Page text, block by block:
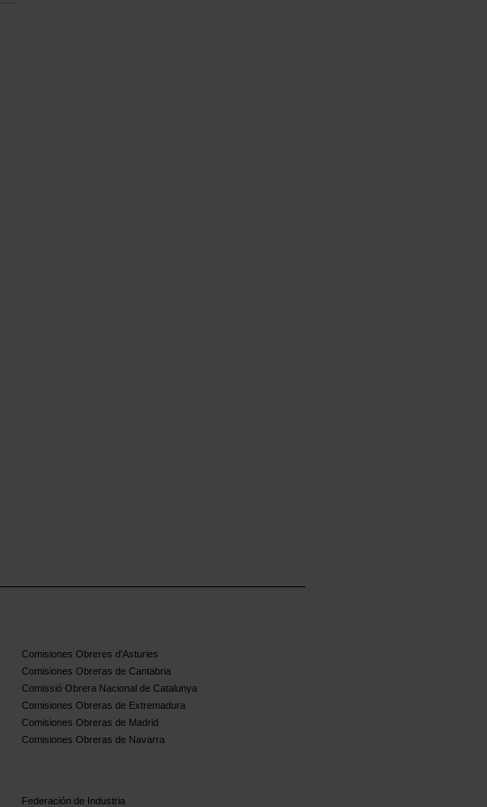
Comisiones Obreres d'Asturies
Comisiones Obreras de Cantabria
Comissió Obrera Nacional de Catalunya
Comisiones Obreras de Extremadura
Comisiones Obreras de Madrid
Comisiones Obreras de Navarra
Federación de Industria